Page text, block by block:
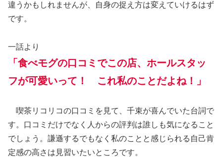
違うかもしれませんが、自身の捉え方は変えていけるはず
です。
一話より
「食べモグの口コミでこの店、ホールスタッ
フが可愛いって！ これ私のことだよね！」
喫茶リコリコの口コミを見て、千束が喜んでいた台詞で
す。口コミだけでなく人からの評判は誰しも気になること
でしょう。謙遜するでもなく私のことと感じられる自己肯
定感の高さは見習いたいところです。